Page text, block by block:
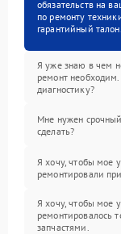
обязательств на
по ремонту
гарантийный талон.
Я уже знаю в чем
ремонт
диагностику?
Мне нужен
сделать?
Я хочу, чтобы мое
ремонтировали
Я хочу, чтобы мое
ремонтировалось
запчастями.